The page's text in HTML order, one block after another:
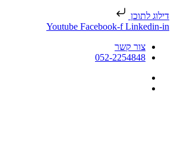
דילוג לתוכן
Youtube Facebook-f Linkedin-in
צור קשר
052-2254848